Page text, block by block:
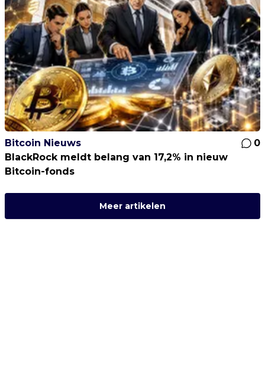
Bitcoin Nieuws
0
BlackRock meldt belang van 17,2% in nieuw
Bitcoin-fonds
Meer artikelen